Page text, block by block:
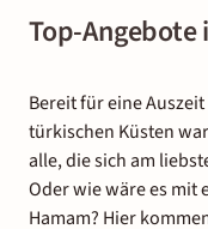
Top-Angebote
Bereit für eine
türkischen Küsten
alle, die sich am
Oder wie wäre es mit
Hamam? Hier